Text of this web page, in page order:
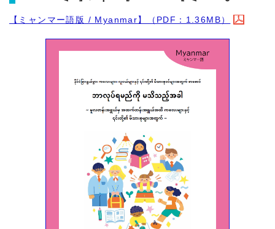
【ミャンマー語版 / Myanmar】（PDF：1.36MB）